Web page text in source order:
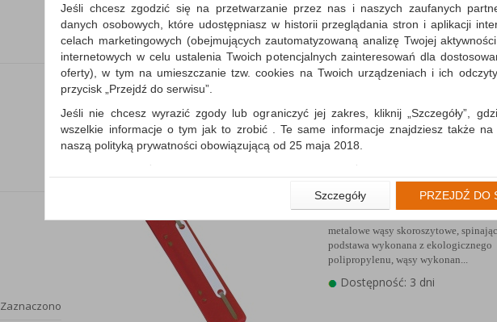
Zaznaczono
Wąsy skoroszytowe
metalową blaszką,
metalowe wąsy skoroszytowe,
podstawa wykonana z ekologicznego
polipropylenu, wąsy wykonan...
Wąsy skoroszytowe
metalową blaszką,
metalowe wąsy skoroszytowe,
podstawa wykonana z ekologicznego
polipropylenu, wąsy wykonan...
Dostępność: 3 dni
Jeśli chcesz zgodzić się na przetwarzanie przez nas i naszych zaufanych
danych osobowych, które udostępniasz w historii przeglądania stron i aplikacji
celach marketingowych (obejmujących zautomatyzowaną analizę Twojej
internetowych w celu ustalenia Twoich potencjalnych zainteresowań dla
oferty), w tym na umieszczanie tzw. cookies na Twoich urządzeniach i ich
przycisk „Przejdź do serwisu”.
Jeśli nie chcesz wyrazić zgody lub ograniczyć jej zakres, kliknij „Szczegóły”,
wszelkie informacje o tym jak to zrobić . Te same informacje znajdziesz także
naszą polityką prywatności obowiązującą od 25 maja 2018.
W przypadku użytkowników zalogowanych, aby umożliwić prawidłową
Państwem i związane z tym prawidłowe działanie naszej strony www, a w
wysłanie potwierdzenia zamówienia na Państwa email lub wyświetlenie Państwu
informacji o promocjach czy cenach indywidualnych, ważna jest Państwa
której udzieliliście podczas zakładania konta.
Każda Państwa zgoda jest dobrowolna i można ją w dowolnym momencie wycofać.
Polityka prywatności (rozwiń)
Klauzula Informacyjna (rozwiń)
Szczegóły PRZEJDŹ DO